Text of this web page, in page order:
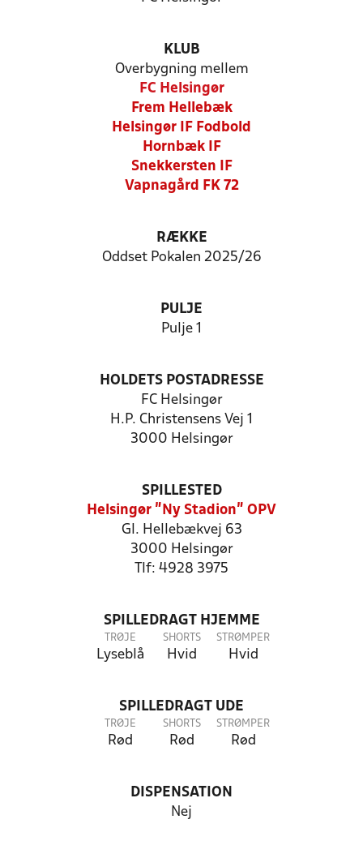
KLUB
Overbygning mellem
FC Helsingør
Frem Hellebæk
Helsingør IF Fodbold
Hornbæk IF
Snekkersten IF
Vapnagård FK 72
RÆKKE
Oddset Pokalen 2025/26
PULJE
Pulje 1
HOLDETS POSTADRESSE
FC Helsingør
H.P. Christensens Vej 1
3000 Helsingør
SPILLESTED
Helsingør "Ny Stadion" OPV
Gl. Hellebækvej 63
3000 Helsingør
Tlf: 4928 3975
SPILLEDRAGT HJEMME
TRØJE
Lyseblå
SHORTS
Hvid
STRØMPER
Hvid
SPILLEDRAGT UDE
TRØJE
Rød
SHORTS
Rød
STRØMPER
Rød
DISPENSATION
Nej